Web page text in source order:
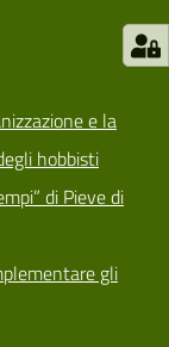
e la
hobbisti
di Pieve di
gli